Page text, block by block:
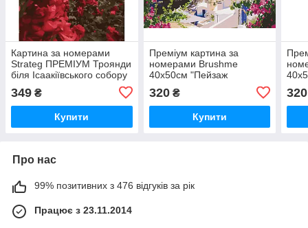
Картина за номерами
Strateg ПРЕМІУМ Троянди
біля Ісаакіївського собору
з лаком розміром 40х50
см (GS1241)
349 ₴
Купити
Преміум картина за
номерами Brushme
40x50см "Пейзаж
320₴
Купити
320
Про нас
99% позитивних з 476 відгуків за рік
Працює з 23.11.2014